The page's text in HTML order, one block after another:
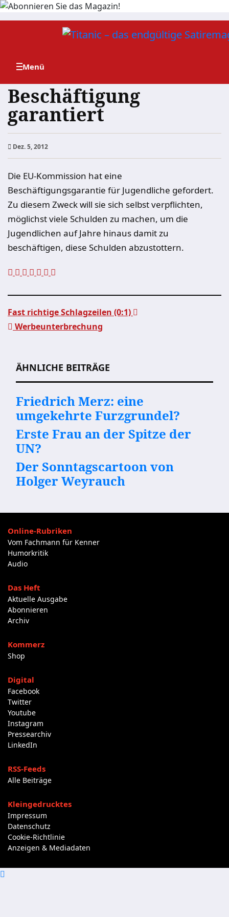
Zum
Beschäftigung
garantiert
Dez. 5, 2012
Die EU-Kommission hat eine
Beschäftigungsgarantie für Jugendliche gefordert.
Zu diesem Zweck will sie sich selbst verpflichten,
möglichst viele Schulden zu machen, um die
Jugendlichen auf Jahre hinaus damit zu
beschäftigen, diese Schulden abzustottern.
Fast richtige Schlagzeilen (0:1)
Werbeunterbrechung
ÄHNLICHE BEITRÄGE
Friedrich Merz: eine
umgekehrte Furzgrundel?
Erste Frau an der Spitze der
UN?
Der Sonntagscartoon von
Holger Weyrauch
Online-Rubriken
Vom Fachmann für Kenner
Humorkritik
Audio
Das Heft
Aktuelle Ausgabe
Abonnieren
Archiv
Kommerz
Shop
Digital
Facebook
Twitter
Youtube
Instagram
Pressearchiv
LinkedIn
RSS-Feeds
Alle Beiträge
Kleingedrucktes
Impressum
Datenschutz
Cookie-Richtlinie
Anzeigen & Mediadaten